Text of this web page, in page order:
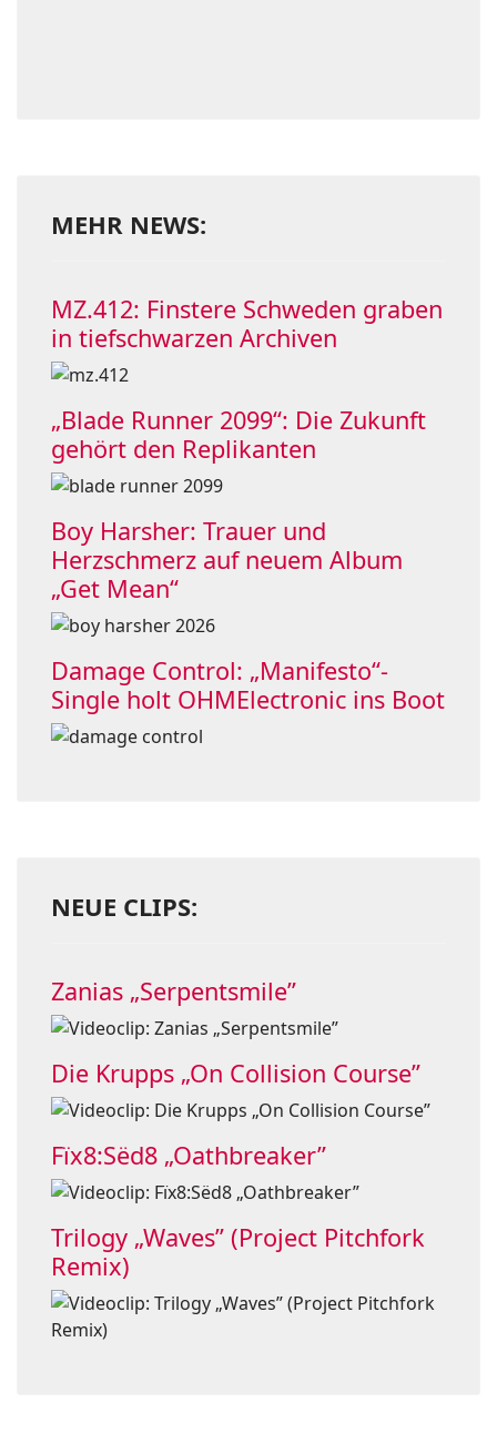
MEHR NEWS:
MZ.412: Finstere Schweden graben
in tiefschwarzen Archiven
„Blade Runner 2099“: Die Zukunft
gehört den Replikanten
Boy Harsher: Trauer und
Herzschmerz auf neuem Album
„Get Mean“
Damage Control: „Manifesto“-
Single holt OHMElectronic ins Boot
NEUE CLIPS:
Zanias „Serpentsmile”
Die Krupps „On Collision Course”
Fïx8:Sëd8 „Oathbreaker”
Trilogy „Waves” (Project Pitchfork
Remix)